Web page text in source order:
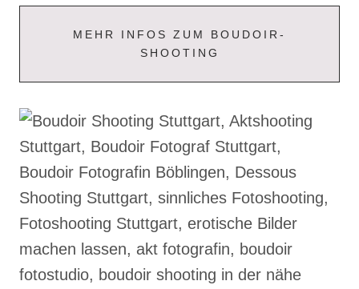
MEHR INFOS ZUM BOUDOIR-
SHOOTING